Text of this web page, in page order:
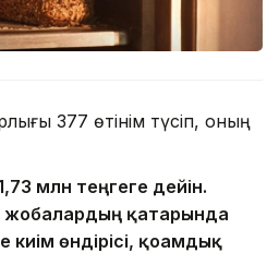
377 өтінім түсіп, оның
млн теңгеге дейін.
жобалардың қатарында
киім өндірісі, қоғамдық